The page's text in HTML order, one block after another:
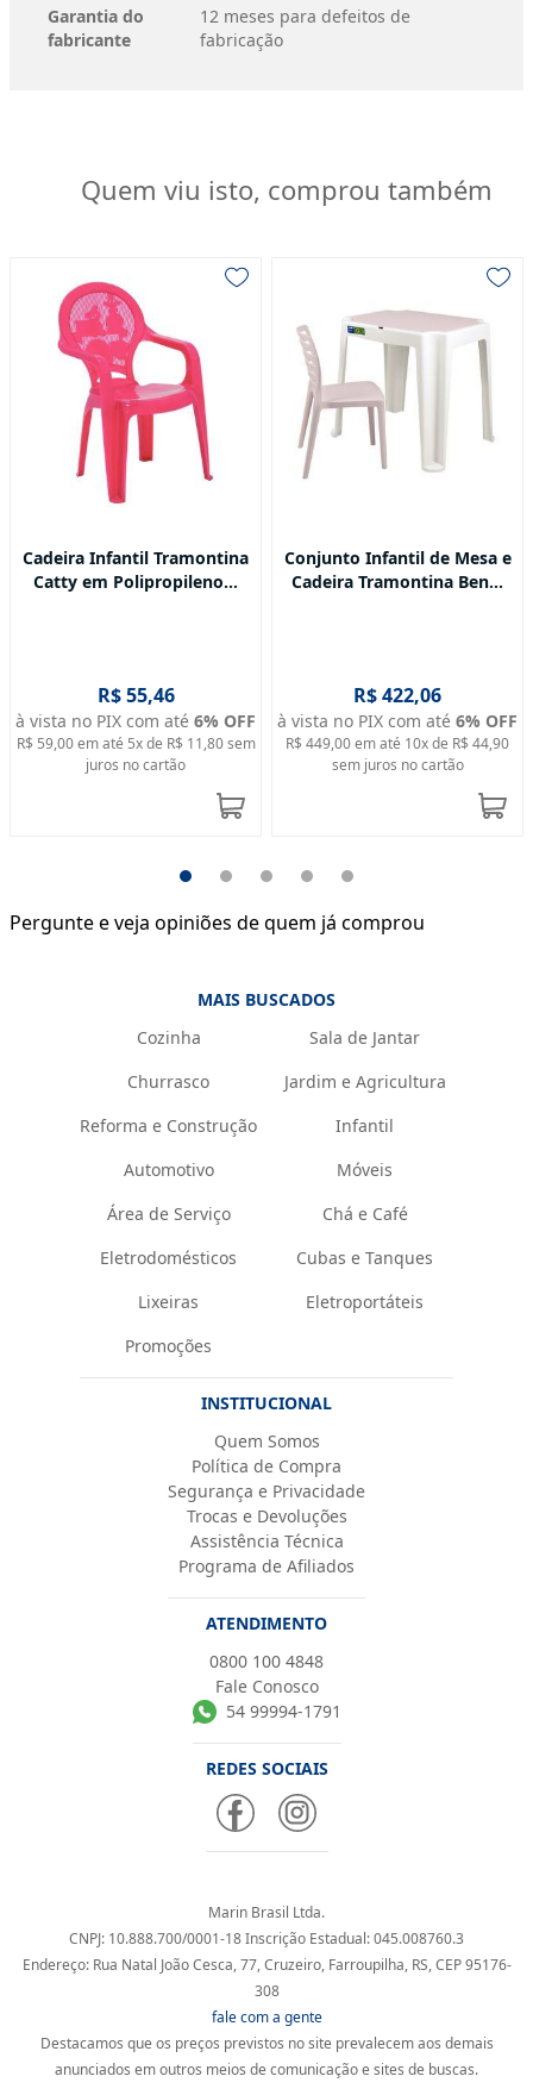
Garantia do
fabricante
12 meses para defeitos de
fabricação
Quem viu isto, comprou também
Cadeira Infantil Tramontina
Catty em Polipropileno...
R$ 55,46
à vista no PIX com até 6% OFF
R$ 59,00 em até 5x de R$ 11,80 sem
juros no cartão
Conjunto Infantil de Mesa e
Cadeira Tramontina Ben...
R$ 422,06
à vista no PIX com até 6% OFF
R$ 449,00em até 10x de R$ 44,90
sem juros no cartão
Pergunte e veja opiniões de quem já comprou
MAIS BUSCADOS
Cozinha
Sala de Jantar
Churrasco
Jardim e Agricultura
Reforma e Construção
Infantil
Automotivo
Móveis
Área de Serviço
Chá e Café
Eletrodomésticos
Cubas e Tanques
Lixeiras
Eletroportáteis
Promoções
INSTITUCIONAL
Quem Somos
Política de Compra
Segurança e Privacidade
Trocas e Devoluções
Assistência Técnica
Programa de Afiliados
ATENDIMENTO
0800 100 4848
Fale Conosco
54 99994-1791
REDES SOCIAIS
Marin Brasil Ltda.
CNPJ: 10.888.700/0001-18 Inscrição Estadual: 045.008760.3
Endereço: Rua Natal João Cesca, 77, Cruzeiro, Farroupilha, RS, CEP 95176-
308
fale com a gente
Destacamos que os preços previstos no site prevalecem aos demais
anunciados em outros meios de comunicação e sites de buscas.